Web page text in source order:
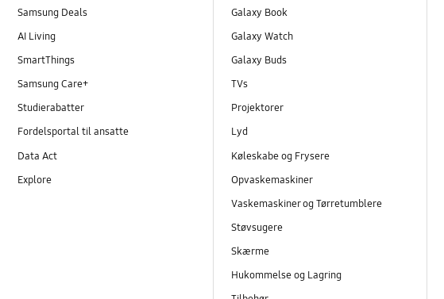
Samsung Deals
AI Living
SmartThings
Samsung Care+
Studierabatter
Fordelsportal til ansatte
Data Act
Explore
Galaxy Book
Galaxy Watch
Galaxy Buds
TVs
Projektorer
Lyd
Køleskabe og Frysere
Opvaskemaskiner
Vaskemaskiner og Tørretumblere
Støvsugere
Skærme
Hukommelse og Lagring